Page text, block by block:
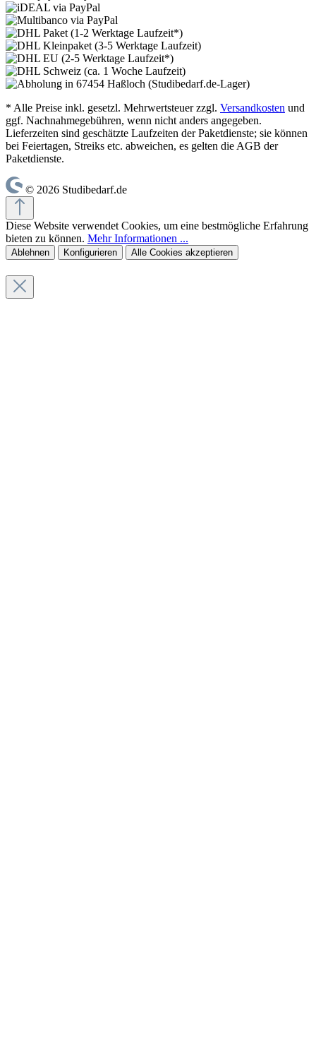
* Alle Preise inkl. gesetzl. Mehrwertsteuer zzgl. Versandkosten und
ggf. Nachnahmegebühren, wenn nicht anders angegeben.
Lieferzeiten sind geschätzte Laufzeiten der Paketdienste; sie können
bei Feiertagen, Streiks etc. abweichen, es gelten die AGB der
Paketdienste.
© 2026 Studibedarf.de
Diese Website verwendet Cookies, um eine bestmögliche Erfahrung
bieten zu können. Mehr Informationen ...
Ablehnen Konfigurieren Alle Cookies akzeptieren